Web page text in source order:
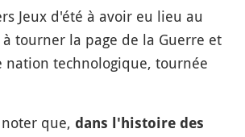
Jeux d'été à avoir eu lieu au
à tourner la page de la Guerre et
nation technologique, tournée
que, dans l'histoire des